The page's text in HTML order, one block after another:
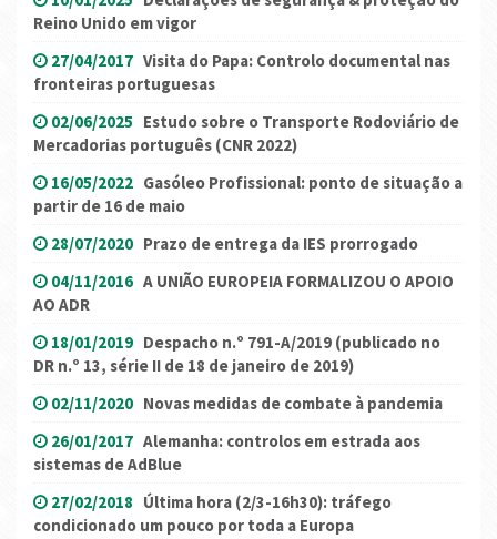
Reino Unido em vigor
27/04/2017 Visita do Papa: Controlo documental nas
fronteiras portuguesas
02/06/2025 Estudo sobre o Transporte Rodoviário de
Mercadorias português (CNR 2022)
16/05/2022 Gasóleo Profissional: ponto de situação a
partir de 16 de maio
28/07/2020 Prazo de entrega da IES prorrogado
04/11/2016 A UNIÃO EUROPEIA FORMALIZOU O APOIO
AO ADR
18/01/2019 Despacho n.º 791-A/2019 (publicado no
DR n.º 13, série II de 18 de janeiro de 2019)
02/11/2020 Novas medidas de combate à pandemia
26/01/2017 Alemanha: controlos em estrada aos
sistemas de AdBlue
27/02/2018 Última hora (2/3-16h30): tráfego
condicionado um pouco por toda a Europa